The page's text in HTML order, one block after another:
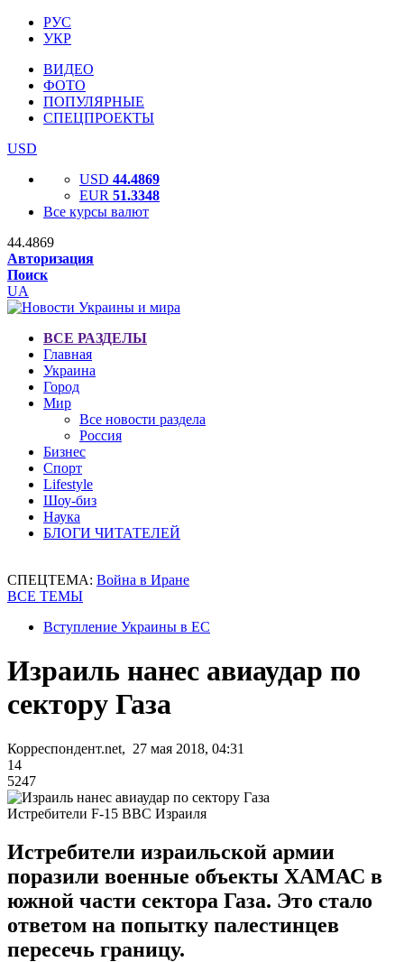
РУС
УКР
ВИДЕО
ФОТО
ПОПУЛЯРНЫЕ
СПЕЦПРОЕКТЫ
USD
USD 44.4869
EUR 51.3348
Все курсы валют
44.4869
Авторизация
Поиск
UA
ВСЕ РАЗДЕЛЫ
Главная
Украина
Город
Мир
Все новости раздела
Россия
Бизнес
Спорт
Lifestyle
Шоу-биз
Наука
БЛОГИ ЧИТАТЕЛЕЙ
СПЕЦТЕМА: Война в Иране
ВСЕ ТЕМЫ
Вступление Украины в ЕС
Израиль нанес авиаудар по
сектору Газа
Корреспондент.net, 27 мая 2018, 04:31
14
5247
Истребители F-15 ВВС Израиля
Истребители израильской армии
поразили военные объекты ХАМАС в
южной части сектора Газа. Это стало
ответом на попытку палестинцев
пересечь границу.